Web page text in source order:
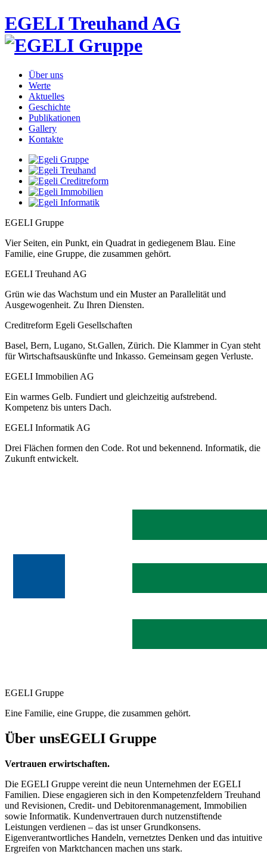
EGELI Treuhand AG
Über uns
Werte
Aktuelles
Geschichte
Publikationen
Gallery
Kontakte
EGELI Gruppe
Vier Seiten, ein Punkt, ein Quadrat in gediegenem Blau. Eine
Familie, eine Gruppe, die zusammen gehört.
EGELI Treuhand AG
Grün wie das Wachstum und ein Muster an Parallelität und
Ausgewogenheit. Zu Ihren Diensten.
Creditreform Egeli Gesellschaften
Basel, Bern, Lugano, St.Gallen, Zürich. Die Klammer in Cyan steht
für Wirtschaftsauskünfte und Inkasso. Gemeinsam gegen Verluste.
EGELI Immobilien AG
Ein warmes Gelb. Fundiert und gleichzeitig aufstrebend.
Kompetenz bis unters Dach.
EGELI Informatik AG
Drei Flächen formen den Code. Rot und bekennend. Informatik, die
Zukunft entwickelt.
EGELI Gruppe
Eine Familie, eine Gruppe, die zusammen gehört.
Über unsEGELI Gruppe
Vertrauen erwirtschaften.
Die EGELI Gruppe vereint die neun Unternehmen der EGELI
Familien. Diese engagieren sich in den Kompetenzfeldern Treuhand
und Revisionen, Credit- und Debitorenmanagement, Immobilien
sowie Informatik. Kundenvertrauen durch nutzenstiftende
Leistungen verdienen – das ist unser Grundkonsens.
Eigenverantwortliches Handeln, vernetztes Denken und das intuitive
Ergreifen von Marktchancen machen uns stark.